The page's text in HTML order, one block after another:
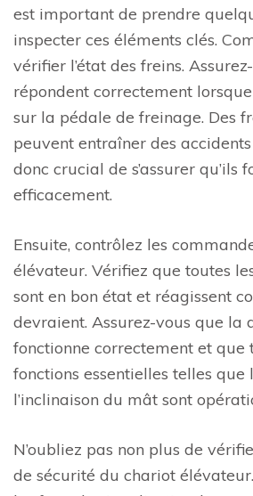
est important de prendre
inspecter ces éléments clés.
vérifier l’état des freins.
répondent correctement
sur la pédale de freinage. Des
peuvent entraîner des
donc crucial de s’assurer qu’ils
efficacement.
Ensuite, contrôlez les
élévateur. Vérifiez que toutes
sont en bon état et réagissent
devraient. Assurez-vous que la
fonctionne correctement et que
fonctions essentielles telles que
l’inclinaison du mât sont
N’oubliez pas non plus de
de sécurité du chariot